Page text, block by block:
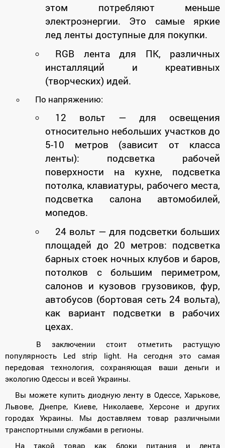
этом потребляют меньше
электроэнергии. Это самые яркие
лед ленты доступные для покупки.
RGB лента для ПК, различных
инсталляций и креативных
(творческих) идей.
По напряжению:
12 вольт — для освещения
относительно небольших участков до
5-10 метров (зависит от класса
ленты): подсветка рабочей
поверхности на кухне, подсветка
потолка, клавиатуры, рабочего места,
подсветка салона автомобилей,
мопедов.
24 вольт — для подсветки больших
площадей до 20 метров: подсветка
барных стоек ночных клубов и баров,
потолков с большим периметром,
салонов и кузовов грузовиков, фур,
автобусов (бортовая сеть 24 вольта),
как вариант подсветки в рабочих
цехах.
В заключении стоит отметить растущую
популярность Led strip light. На сегодня это самая
передовая технология, сохраняющая ваши деньги и
экологию Одессы и всей Украины.
Вы можете купить диодную ленту в Одессе, Харькове,
Львове, Днепре, Киеве, Николаеве, Херсоне и других
городах Украины. Мы доставляем товар различными
транспортными службами в регионы.
На такой товар как блоки питания и лента